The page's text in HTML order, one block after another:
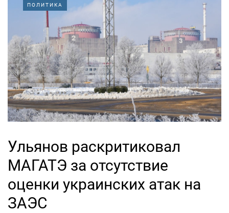
ПОЛИТИКА
Ульянов раскритиковал
МАГАТЭ за отсутствие
оценки украинских атак на
ЗАЭС